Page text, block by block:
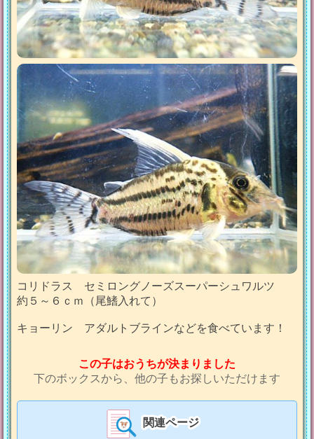
コリドラス セミロングノーズスーパーシュワルツ
約５～６ｃｍ（尾鰭入れて）
キョーリン アダルトブラインなどを食べています！
この子はおうちが決まりました
下のボックスから、他の子もお探しいただけます
関連ページ